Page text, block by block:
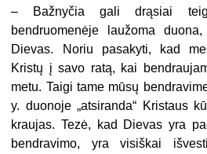
– Bažnyčia gali drąsiai
bendruomenėje laužoma
Dievas. Noriu pasakyti, kad
Kristų į savo ratą, kai
metu. Taigi tame mūsų
y. duonoje „atsiranda“ Kristaus
kraujas. Tezė, kad Dievas yra
bendravimo, yra visiškai